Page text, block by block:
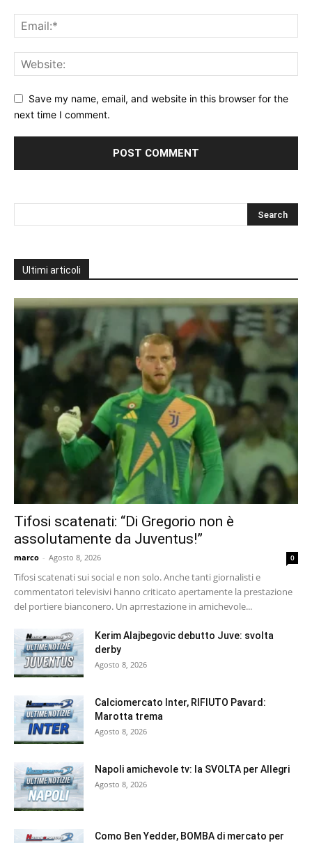
Save my name, email, and website in this browser for the
next time I comment.
Ultimi articoli
Tifosi scatenati: “Di Gregorio non è
assolutamente da Juventus!”
marco - Agosto 8, 2026 0
Tifosi scatenati sui social e non solo. Anche tanti giornalisti e
commentatori televisivi hanno criticato apertamente la prestazione
del portiere bianconero. Un aprrestazione in amichevole...
Kerim Alajbegovic debutto Juve: svolta
derby
Agosto 8, 2026
Calciomercato Inter, RIFIUTO Pavard:
Marotta trema
Agosto 8, 2026
Napoli amichevole tv: la SVOLTA per Allegri
Agosto 8, 2026
Como Ben Yedder, BOMBA di mercato per